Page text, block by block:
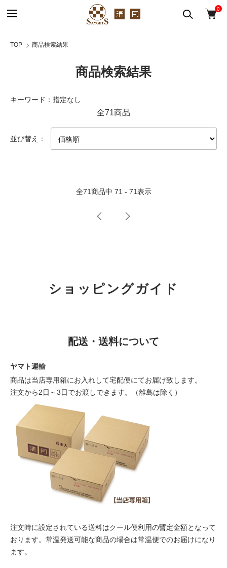
0
TOP 商品検索結果
商品検索結果
キーワード：指定なし
全71商品
並び替え：
全71商品中 71 - 71表示
ショッピングガイド
配送・送料について
ヤマト運輸
商品は当店専用箱にお入れして宅配便にてお届け致します。
注文から2日～3日でお渡しできます。（離島は除く）
注文時に設定されている送料はクール便利用の暫定金額となって
おります。常温発送可能な商品の場合は常温便でのお届けになり
ます。